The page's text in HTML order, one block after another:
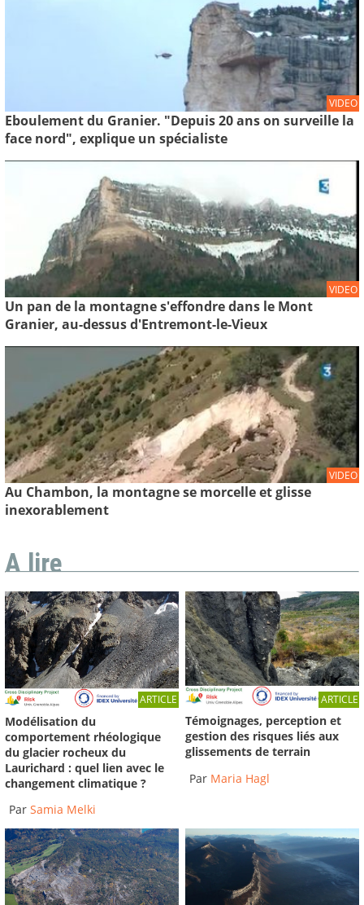
VIDEO
Eboulement du Granier. "Depuis 20 ans on surveille la
face nord", explique un spécialiste
VIDEO
Un pan de la montagne s'effondre dans le Mont
Granier, au-dessus d'Entremont-le-Vieux
VIDEO
Au Chambon, la montagne se morcelle et glisse
inexorablement
A lire
ARTICLE
Modélisation du
comportement rhéologique
du glacier rocheux du
Laurichard : quel lien avec le
changement climatique ?
Par Samia Melki
ARTICLE
Témoignages, perception et
gestion des risques liés aux
glissements de terrain
Par Maria Hagl